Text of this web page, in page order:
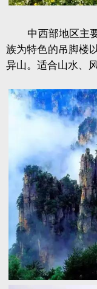
中西部地区主要
族为特色的吊脚楼
异山。适合山水、